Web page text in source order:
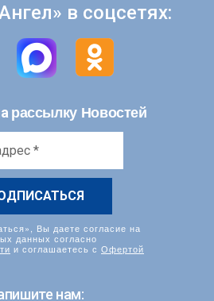
в соцсетях:
рассылку Новостей
Вы даете согласие на
данных согласно
и соглашаетесь с Офертой
нам: